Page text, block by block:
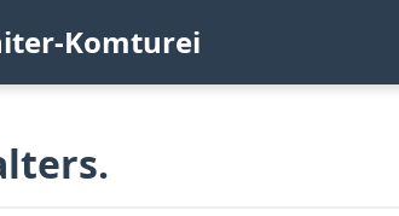
Komturei